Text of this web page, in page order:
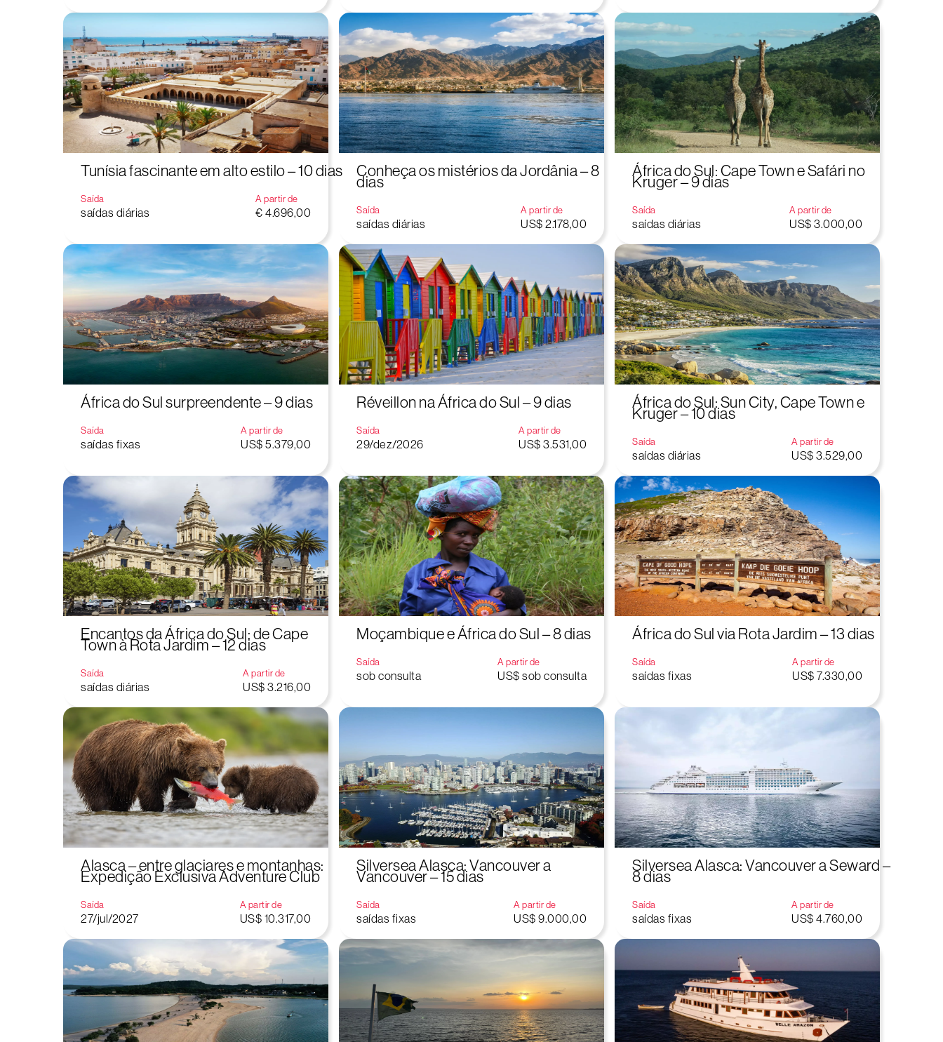
Tunísia fascinante em alto estilo – 10 dias
Saída
saídas diárias
A partir de
€ 4.696,00
Conheça os mistérios da Jordânia – 8
dias
Saída
saídas diárias
A partir de
US$ 2.178,00
África do Sul: Cape Town e Safári no
Kruger – 9 dias
Saída
saídas diárias
A partir de
US$ 3.000,00
África do Sul surpreendente – 9 dias
Saída
saídas fixas
A partir de
US$ 5.379,00
Réveillon na África do Sul – 9 dias
Saída
29/dez/2026
A partir de
US$ 3.531,00
África do Sul: Sun City, Cape Town e
Kruger – 10 dias
Saída
saídas diárias
A partir de
US$ 3.529,00
Encantos da África do Sul: de Cape
Town à Rota Jardim – 12 dias
Saída
saídas diárias
A partir de
US$ 3.216,00
Moçambique e África do Sul – 8 dias
Saída
sob consulta
A partir de
US$ sob consulta
África do Sul via Rota Jardim – 13 dias
Saída
saídas fixas
A partir de
US$ 7.330,00
Alasca – entre glaciares e montanhas:
Expedição Exclusiva Adventure Club
Saída
27/jul/2027
A partir de
US$ 10.317,00
Silversea Alasca: Vancouver a
Vancouver – 15 dias
Saída
saídas fixas
A partir de
US$ 9.000,00
Silversea Alasca: Vancouver a Seward –
8 dias
Saída
saídas fixas
A partir de
US$ 4.760,00